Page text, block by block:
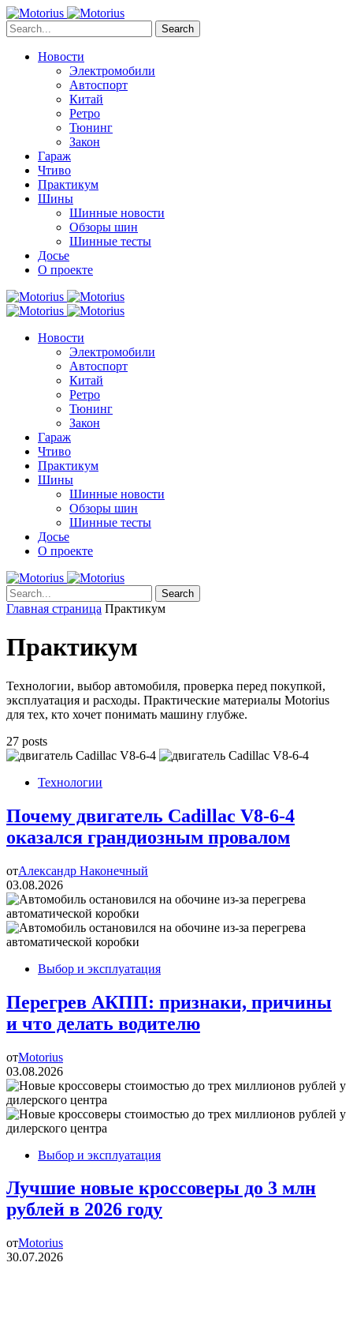
Search
Новости
Электромобили
Автоспорт
Китай
Ретро
Тюнинг
Закон
Гараж
Чтиво
Практикум
Шины
Шинные новости
Обзоры шин
Шинные тесты
Досье
О проекте
Новости
Электромобили
Автоспорт
Китай
Ретро
Тюнинг
Закон
Гараж
Чтиво
Практикум
Шины
Шинные новости
Обзоры шин
Шинные тесты
Досье
О проекте
Search
Главная страница Практикум
Практикум
Технологии, выбор автомобиля, проверка перед покупкой,
эксплуатация и расходы. Практические материалы Motorius
для тех, кто хочет понимать машину глубже.
27 posts
Технологии
Почему двигатель Cadillac V8-6-4
оказался грандиозным провалом
отАлександр Наконечный
03.08.2026
Выбор и эксплуатация
Перегрев АКПП: признаки, причины
и что делать водителю
отMotorius
03.08.2026
Выбор и эксплуатация
Лучшие новые кроссоверы до 3 млн
рублей в 2026 году
отMotorius
30.07.2026